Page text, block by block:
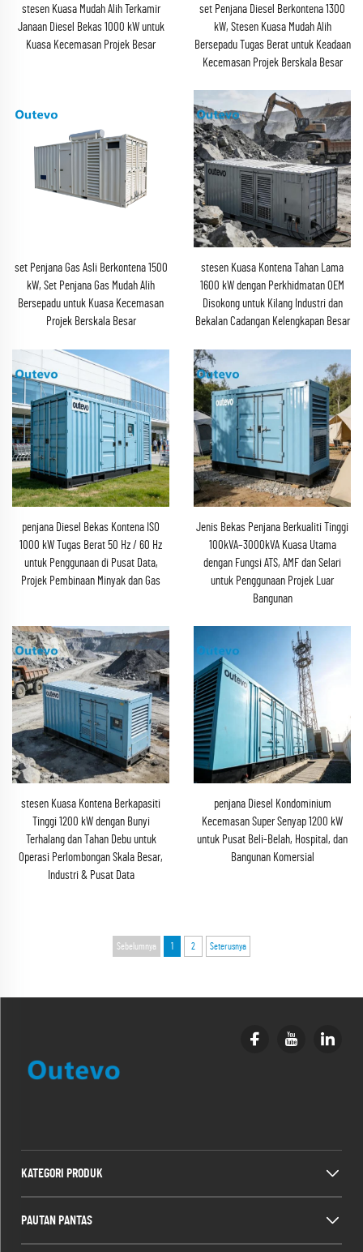
stesen Kuasa Mudah Alih Terkamir
Janaan Diesel Bekas 1000 kW untuk
Kuasa Kecemasan Projek Besar
set Penjana Diesel Berkontena 1300
kW, Stesen Kuasa Mudah Alih
Bersepadu Tugas Berat untuk Keadaan
Kecemasan Projek Berskala Besar
set Penjana Gas Asli Berkontena 1500
kW, Set Penjana Gas Mudah Alih
Bersepadu untuk Kuasa Kecemasan
Projek Berskala Besar
stesen Kuasa Kontena Tahan Lama
1600 kW dengan Perkhidmatan OEM
Disokong untuk Kilang Industri dan
Bekalan Cadangan Kelengkapan Besar
penjana Diesel Bekas Kontena ISO
1000 kW Tugas Berat 50 Hz / 60 Hz
untuk Penggunaan di Pusat Data,
Projek Pembinaan Minyak dan Gas
Jenis Bekas Penjana Berkualiti Tinggi
100kVA–3000kVA Kuasa Utama
dengan Fungsi ATS, AMF dan Selari
untuk Penggunaan Projek Luar
Bangunan
stesen Kuasa Kontena Berkapasiti
Tinggi 1200 kW dengan Bunyi
Terhalang dan Tahan Debu untuk
Operasi Perlombongan Skala Besar,
Industri & Pusat Data
penjana Diesel Kondominium
Kecemasan Super Senyap 1200 kW
untuk Pusat Beli-Belah, Hospital, dan
Bangunan Komersial
Sebelumnya 1 2 Seterusnya
KATEGORI PRODUK
PAUTAN PANTAS